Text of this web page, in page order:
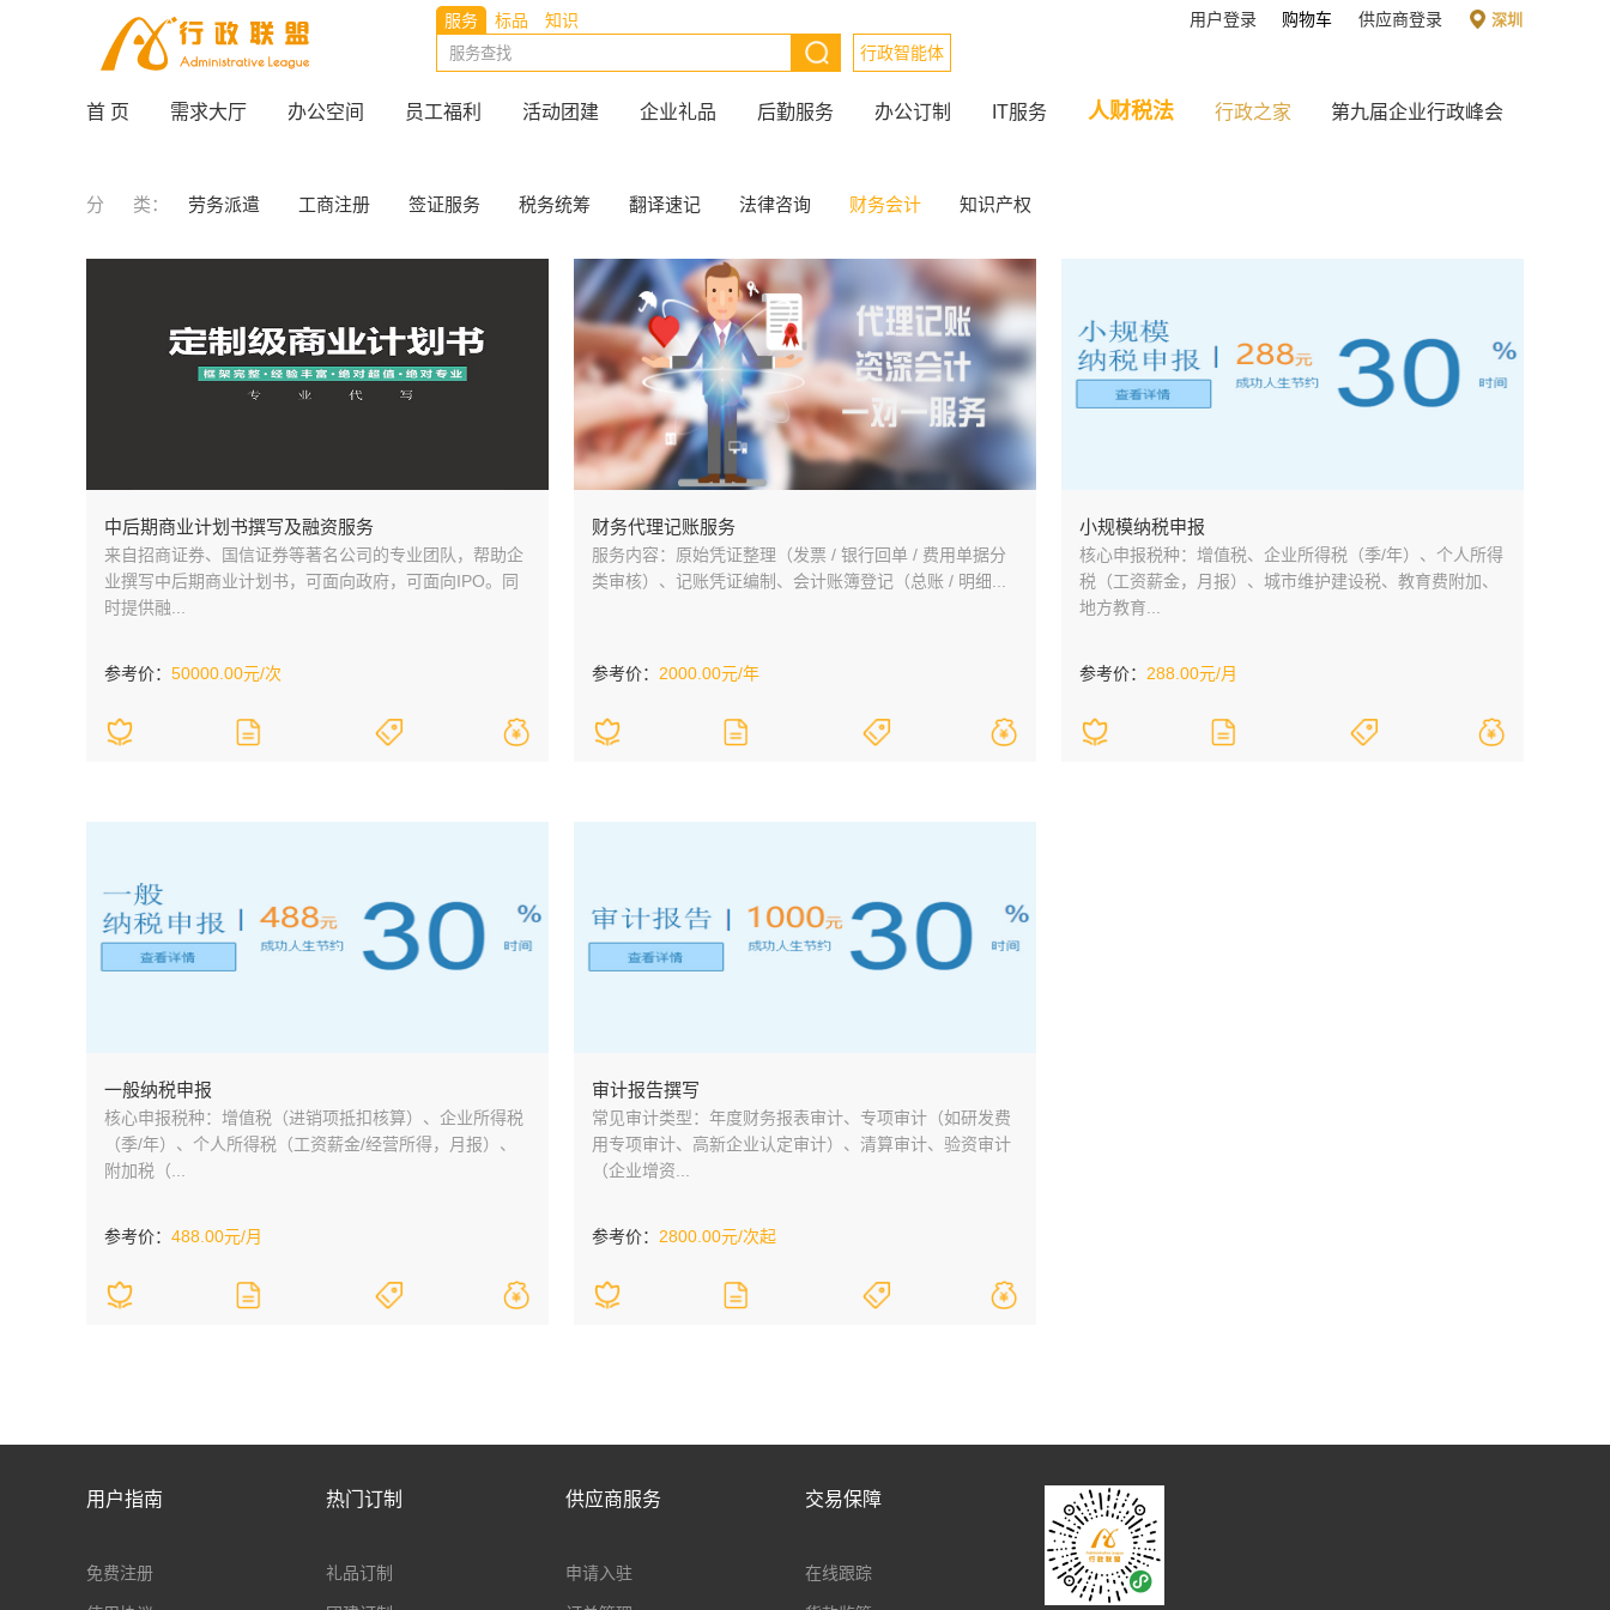
深圳
供应商登录
购物车
用户登录
服务 标品
知识
行政智能体
首 页 需求大厅 办公空间 员工福利 活动团建 企业礼品 后勤服务 办公订制 IT服务 人财税法 行政之家 第九届企业行政峰会
分 类： 劳务派遣 工商注册 签证服务 税务统筹 翻译速记 法律咨询 财务会计 知识产权
中后期商业计划书撰写及融资服务
来自招商证券、国信证券等著名公司的专业团队，帮助企
业撰写中后期商业计划书，可面向政府，可面向IPO。同
时提供融...
参考价： 50000.00元/次
财务代理记账服务
服务内容：原始凭证整理（发票 / 银行回单 / 费用单据分
类审核）、记账凭证编制、会计账簿登记（总账 / 明细...
参考价： 2000.00元/年
小规模纳税申报
核心申报税种：增值税、企业所得税（季/年）、个人所得
税（工资薪金，月报）、城市维护建设税、教育费附加、
地方教育...
参考价： 288.00元/月
一般纳税申报
核心申报税种：增值税（进销项抵扣核算）、企业所得税
（季/年）、个人所得税（工资薪金/经营所得，月报）、
附加税（...
参考价： 488.00元/月
审计报告撰写
常见审计类型：年度财务报表审计、专项审计（如研发费
用专项审计、高新企业认定审计）、清算审计、验资审计
（企业增资...
参考价： 2800.00元/次起
用户指南
免费注册
热门订制
礼品订制
供应商服务
申请入驻
交易保障
在线跟踪